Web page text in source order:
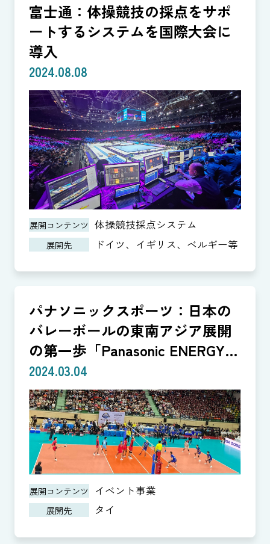
富士通：体操競技の採点をサポ
ートするシステムを国際大会に
導入
2024.08.08
展開コンテンツ 体操競技採点システム
展開先 ドイツ、イギリス、ベルギー等
パナソニックスポーツ：日本の
バレーボールの東南アジア展開
の第一歩「Panasonic ENERGY
CUP」
2024.03.04
展開コンテンツ イベント事業
展開先 タイ